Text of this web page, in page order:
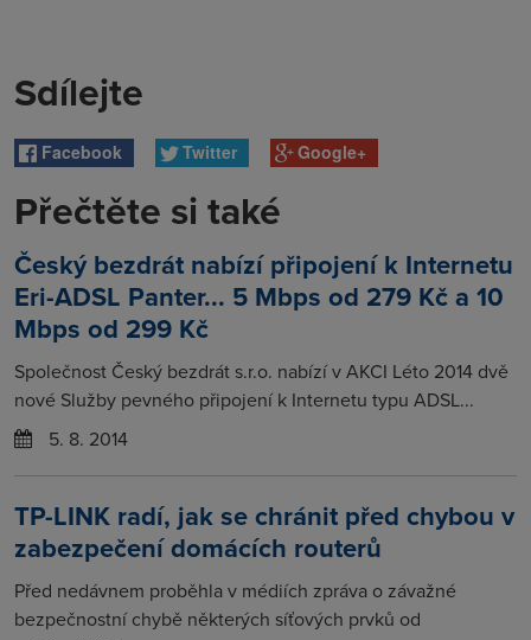
Sdílejte
Facebook Twitter Google+
Přečtěte si také
Český bezdrát nabízí připojení k Internetu
Eri-ADSL Panter... 5 Mbps od 279 Kč a 10
Mbps od 299 Kč
Společnost Český bezdrát s.r.o. nabízí v AKCI Léto 2014 dvě
nové Služby pevného připojení k Internetu typu ADSL...
5. 8. 2014
TP-LINK radí, jak se chránit před chybou v
zabezpečení domácích routerů
Před nedávnem proběhla v médiích zpráva o závažné
bezpečnostní chybě některých síťových prvků od